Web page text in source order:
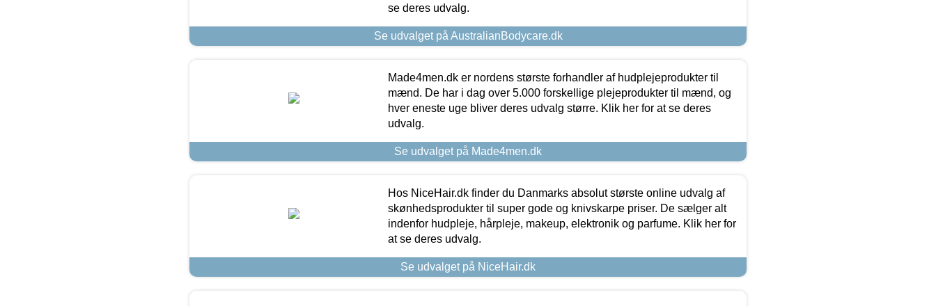
se deres udvalg.
Se udvalget på AustralianBodycare.dk
Made4men.dk er nordens største forhandler af hudplejeprodukter til
mænd. De har i dag over 5.000 forskellige plejeprodukter til mænd, og
hver eneste uge bliver deres udvalg større. Klik her for at se deres
udvalg.
Se udvalget på Made4men.dk
Hos NiceHair.dk finder du Danmarks absolut største online udvalg af
skønhedsprodukter til super gode og knivskarpe priser. De sælger alt
indenfor hudpleje, hårpleje, makeup, elektronik og parfume. Klik her for
at se deres udvalg.
Se udvalget på NiceHair.dk